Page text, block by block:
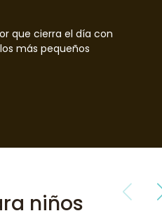
que cierra el día con
más pequeños
niños